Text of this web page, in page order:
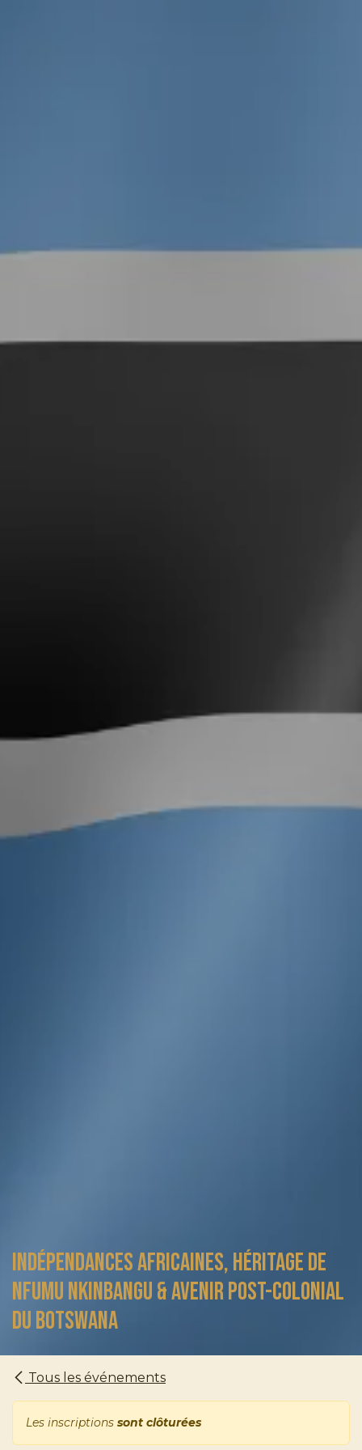
Indépendances africaines, héritage de
Nfumu Nkinbangu & avenir post-colonial
du BOTSWANA
Tous les événements
Les inscriptions sont clôturées